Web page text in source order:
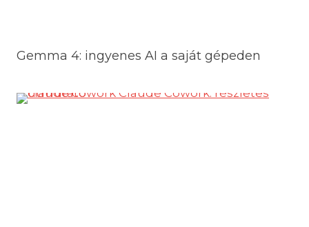
Gemma 4: ingyenes AI a saját gépeden